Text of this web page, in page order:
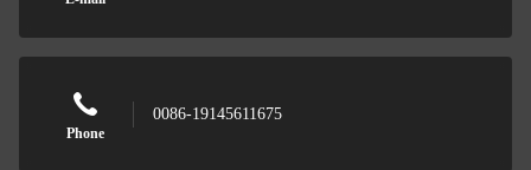
Phone
0086-19145611675